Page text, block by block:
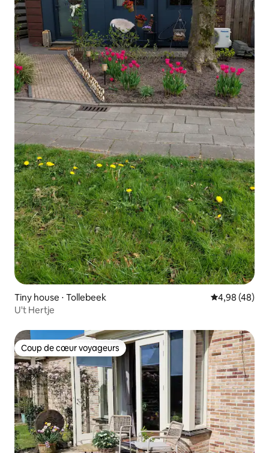
Tiny house ⋅ Tollebeek Évaluation
4,98 (48)
U't Hertje
Coup de cœur voyageurs
Coup de cœur voyageurs